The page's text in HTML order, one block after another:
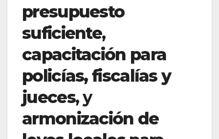
presupuesto
suficiente,
capacitación para
policías, fiscalías y
jueces, y
armonización de